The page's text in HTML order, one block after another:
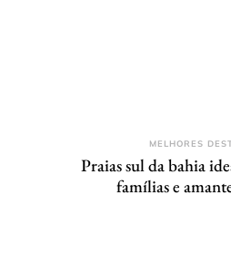
MELHORES
Praias sul da bahia
famílias e